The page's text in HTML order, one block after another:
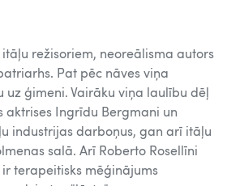
režisoriem, neoreālisma autors
Pat pēc nāves viņa
ģimeni. Vairāku viņa laulību dēļ
Ingrīdu Bergmani un
industrijas darboņus, gan arī itāļu
salā. Arī Roberto Rosellīni
terapeitisks mēģinājums